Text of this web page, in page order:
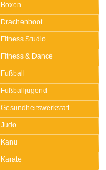
Boxen
Drachenboot
Fitness Studio
Fitness & Dance
Fußball
Fußballjugend
Gesundheitswerkstatt
Judo
Kanu
Karate